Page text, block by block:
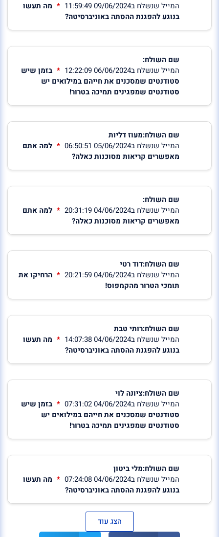
המייל שנשלח ב09/06/2024 11:59:49
מה תעשו
בנוגע להפגנת ההסתה באוניברסיטה?
שם השולח:
המייל שנשלח ב06/06/2024 12:22:09
בזמן שיש
סטודנטים שמסכנים את חייהם במילואים יש
סטודנטים שמפגינים תמיכה בטרור!
שם השולח:מעוז דליות
המייל שנשלח ב05/06/2024 06:50:51
למה אתם
מאפשרים קריאות מסוכנות כאלה?
שם השולח:
המייל שנשלח ב04/06/2024 20:31:19
למה אתם
מאפשרים קריאות מסוכנות כאלה?
שם השולח:דוד רטי
המייל שנשלח ב04/06/2024 20:21:59
הרחיקו את
תומכי הטרור מהקמפוס!
שם השולח:רותי טבת
המייל שנשלח ב04/06/2024 14:07:38
מה תעשו
בנוגע להפגנת ההסתה באוניברסיטה?
שם השולח:ציונה לוי
המייל שנשלח ב04/06/2024 07:31:02
בזמן שיש
סטודנטים שמסכנים את חייהם במילואים יש
סטודנטים שמפגינים תמיכה בטרור!
שם השולח:מלי ביטון
המייל שנשלח ב04/06/2024 07:24:08
מה תעשו
בנוגע להפגנת ההסתה באוניברסיטה?
הצג עוד